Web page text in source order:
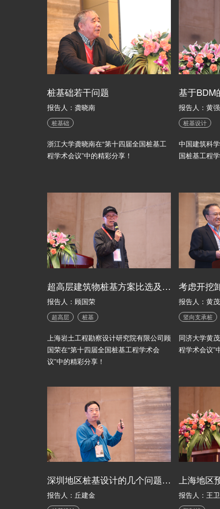
桩基础若干问题
报告人：龚晓南
桩基础
浙江大学龚晓南在“第十四届全国桩基工
程学术会议”中的精彩分享！
基于BDM
报告人：黄强
桩基设计
中国建筑科
国桩基工程
超高层建筑物桩基方案比选及施工中疑难问题处理
报告人：顾国荣
超高层 桩基
上海岩土工程勘察设计研究院有限公司顾
国荣在“第十四届全国桩基工程学术会
议”中的精彩分享！
报告人：黄
竖向支承桩
同济大学黄
程学术会议”
深圳地区桩基设计的几个问题与对策
报告人：丘建金 报告人：王